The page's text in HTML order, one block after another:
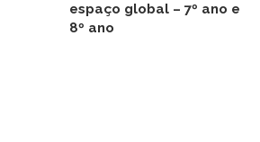
espaço global – 7º ano e
8º ano